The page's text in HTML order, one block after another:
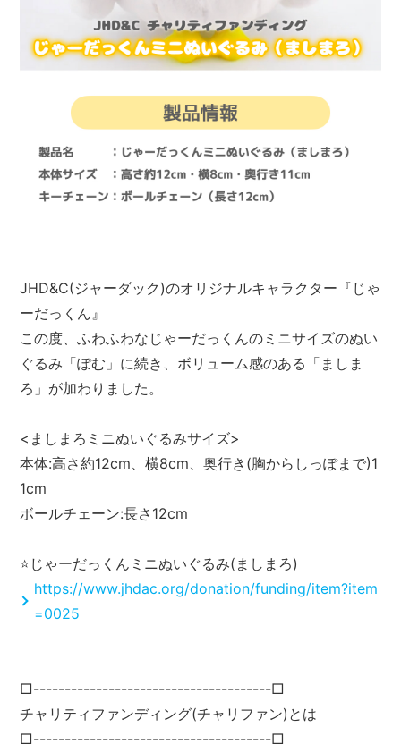
JHD&C(ジャーダック)のオリジナルキャラクター『じゃ
ーだっくん』
この度、ふわふわなじゃーだっくんのミニサイズのぬい
ぐるみ「ぽむ」に続き、ボリューム感のある「ましま
ろ」が加わりました。
<ましまろミニぬいぐるみサイズ>
本体:高さ約12cm、横8cm、奥行き(胸からしっぽまで)1
1cm
ボールチェーン:長さ12cm
⭐️じゃーだっくんミニぬいぐるみ(ましまろ)
https://www.jhdac.org/donation/funding/item?item
=0025
□--------------------------------------□
チャリティファンディング(チャリファン)とは
□--------------------------------------□